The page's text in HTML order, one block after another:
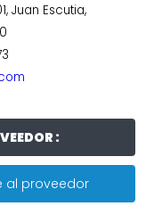
Juan Escutia,
:
al proveedor